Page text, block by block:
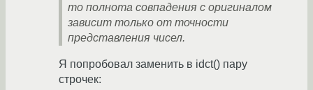
то полнота совпадения с оригиналом
зависит только от точности
представления чисел.
Я попробовал заменить в idct() пару
строчек: